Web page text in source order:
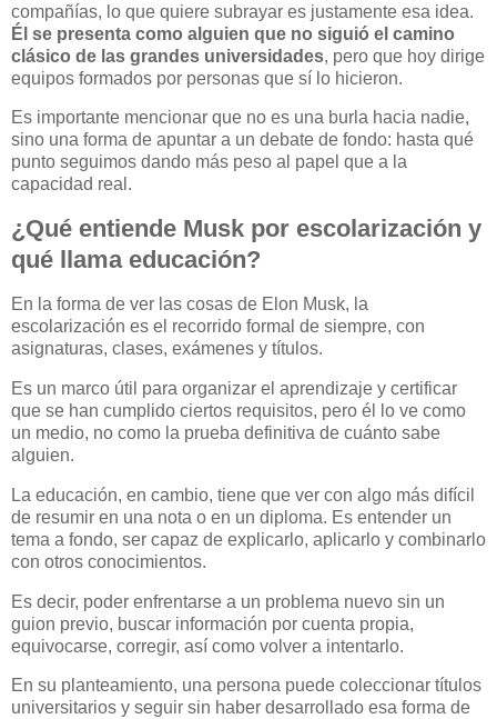
compañías, lo que quiere subrayar es justamente esa idea.
Él se presenta como alguien que no siguió el camino
clásico de las grandes universidades, pero que hoy dirige
equipos formados por personas que sí lo hicieron.
Es importante mencionar que no es una burla hacia nadie,
sino una forma de apuntar a un debate de fondo: hasta qué
punto seguimos dando más peso al papel que a la
capacidad real.
¿Qué entiende Musk por escolarización y
qué llama educación?
En la forma de ver las cosas de Elon Musk, la
escolarización es el recorrido formal de siempre, con
asignaturas, clases, exámenes y títulos.
Es un marco útil para organizar el aprendizaje y certificar
que se han cumplido ciertos requisitos, pero él lo ve como
un medio, no como la prueba definitiva de cuánto sabe
alguien.
La educación, en cambio, tiene que ver con algo más difícil
de resumir en una nota o en un diploma. Es entender un
tema a fondo, ser capaz de explicarlo, aplicarlo y combinarlo
con otros conocimientos.
Es decir, poder enfrentarse a un problema nuevo sin un
guion previo, buscar información por cuenta propia,
equivocarse, corregir, así como volver a intentarlo.
En su planteamiento, una persona puede coleccionar títulos
universitarios y seguir sin haber desarrollado esa forma de